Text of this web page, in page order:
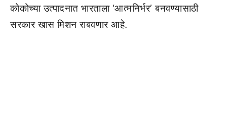
कोकोच्या उत्पादनात भारताला ‘आत्मनिर्भर’ बनवण्यासाठी
सरकार खास मिशन राबवणार आहे.